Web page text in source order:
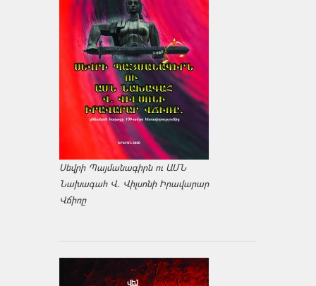
Սեվրի Պայմանագիրն ու ԱՄՆ
Նախագահ Վ. Վիլսոնի Իրավարար
Վճիռը